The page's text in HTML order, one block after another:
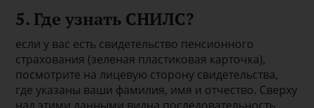
5. Где узнать СНИЛС?
если у вас есть свидетельство пенсионного
страхования (зеленая пластиковая карточка),
посмотрите на лицевую сторону свидетельства,
где указаны ваши фамилия, имя и отчество. Сверху